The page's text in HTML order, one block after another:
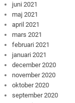
juni 2021
maj 2021
april 2021
mars 2021
februari 2021
januari 2021
december 2020
november 2020
oktober 2020
september 2020